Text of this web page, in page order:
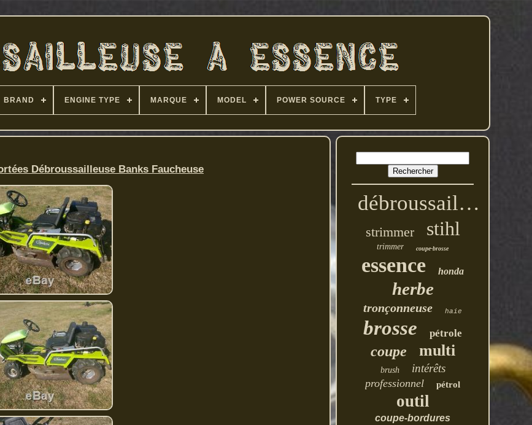
BRAND ENGINE TYPE MARQUE MODEL POWER SOURCE TYPE
Débroussailleuse Banks Faucheuse
débroussailleuse
strimmer stihl
trimmer coupe-brosse
essence honda
herbe
tronçonneuse haie
brosse pétrole
coupe multi
brush intérêts
professionnel pétrol
outil
coupe-bordures